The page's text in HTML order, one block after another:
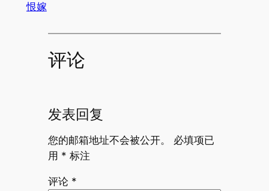
恨嫁
评论
发表回复
您的邮箱地址不会被公开。
必填项已
用 * 标注
评论 *